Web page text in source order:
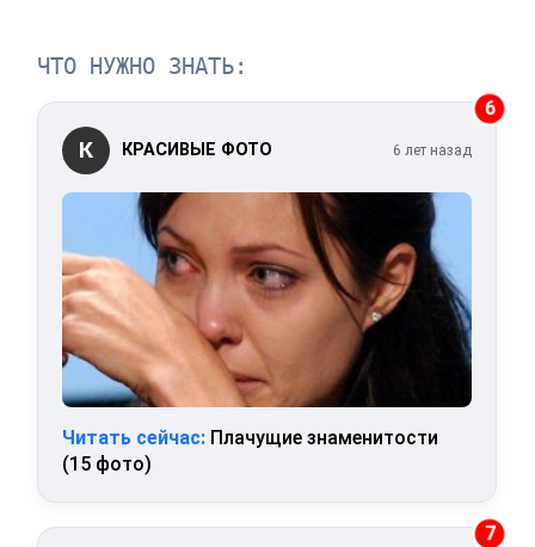
ЧТО НУЖНО ЗНАТЬ:
6
К КРАСИВЫЕ ФОТО 6 лет назад
Читать сейчас: Плачущие знаменитости
(15 фото)
7